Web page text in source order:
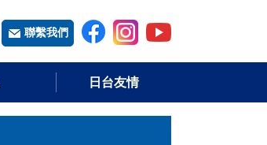
聯繫我們
日台友情